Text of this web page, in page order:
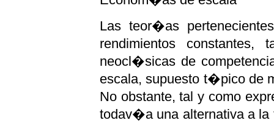
Las teor�as
rendimientos
neocl�sicas de
escala, supuesto t�pico de
No obstante, tal y como
todav�a una alternativa a